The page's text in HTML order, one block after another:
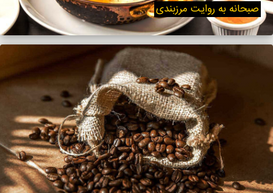
صبحانه به روایت مرزبندی